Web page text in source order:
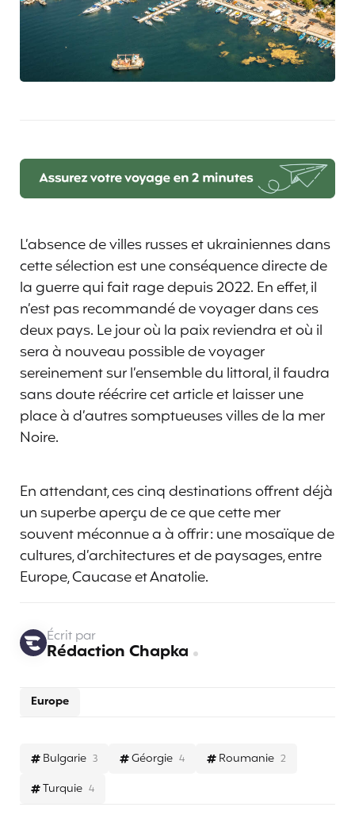
L’absence de villes russes et ukrainiennes dans
cette sélection est une conséquence directe de
la guerre qui fait rage depuis 2022. En effet, il
n’est pas recommandé de voyager dans ces
deux pays. Le jour où la paix reviendra et où il
sera à nouveau possible de voyager
sereinement sur l’ensemble du littoral, il faudra
sans doute réécrire cet article et laisser une
place à d’autres somptueuses villes de la mer
Noire.
En attendant, ces cinq destinations offrent déjà
un superbe aperçu de ce que cette mer
souvent méconnue a à offrir : une mosaïque de
cultures, d’architectures et de paysages, entre
Europe, Caucase et Anatolie.
Bulgarie 3 Géorgie 4 Roumanie 2
Turquie 4
Europe
Écrit par
Rédaction Chapka